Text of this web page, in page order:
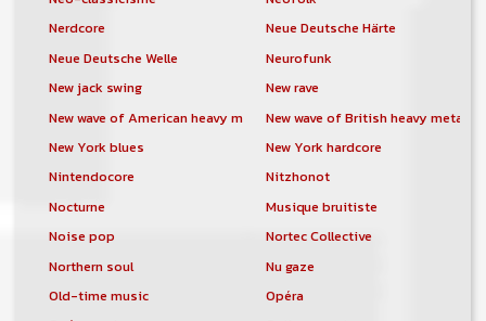
Nerdcore
Neue Deutsche Härte
Neue Deutsche Welle
Neurofunk
New jack swing
New rave
New wave of American heavy metalNew wave of British heavy metal
New York blues
New York hardcore
Nintendocore
Nitzhonot
Nocturne
Musique bruitiste
Noise pop
Nortec Collective
Northern soul
Nu gaze
Old-time music
Opéra